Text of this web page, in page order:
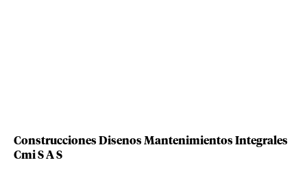
Construcciones Disenos Mantenimientos Integrales
Cmi S A S